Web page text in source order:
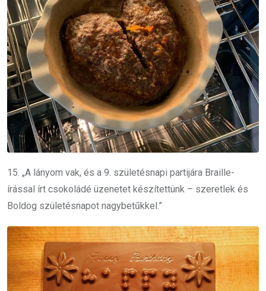
15. „A lányom vak, és a 9. születésnapi partijára Braille-
írással írt csokoládé üzenetet készítettünk – szeretlek és
Boldog születésnapot nagybetűkkel.”